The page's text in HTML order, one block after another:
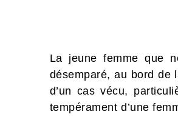
La jeune femme que
désemparé, au bord de
d’un cas vécu,
tempérament d’une